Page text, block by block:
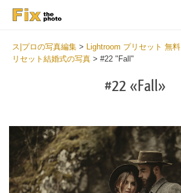
ス|プロの写真編集 > Lightroom プリセット 無料
リセット結婚式の写真 > #22 "Fall"
#22 «Fall»